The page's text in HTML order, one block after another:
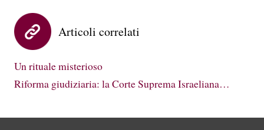
Articoli correlati
Un rituale misterioso
Riforma giudiziaria: la Corte Suprema Israeliana…